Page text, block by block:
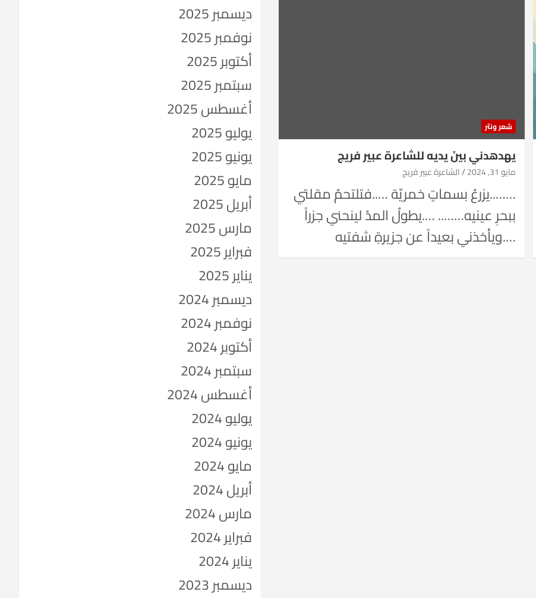
شعر ونثر
يهدهدني بينَ يديه للشاعرة عبير فريج
مايو 31, 2024 الشاعرة عبير فريج
……..يزرعُ بسماتٍ خمريّة …..فتلتحمُ مقلتي
ببحرِ عينيه…….. ….يطولُ المدُ لينحني جزراً
….ويأخذني بعيداً عن جزيرةِ شفتيه
ديسمبر 2025
نوفمبر 2025
أكتوبر 2025
سبتمبر 2025
أغسطس 2025
يوليو 2025
يونيو 2025
مايو 2025
أبريل 2025
مارس 2025
فبراير 2025
يناير 2025
ديسمبر 2024
نوفمبر 2024
أكتوبر 2024
سبتمبر 2024
أغسطس 2024
يوليو 2024
يونيو 2024
مايو 2024
أبريل 2024
مارس 2024
فبراير 2024
يناير 2024
ديسمبر 2023